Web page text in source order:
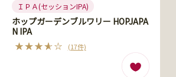
ＩＰＡ(セッションIPA)
ホップガーデンブルワリー HOPJAPA
N IPA
(17件)